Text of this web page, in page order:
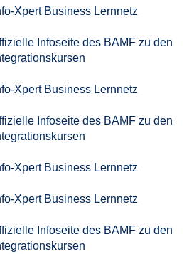
Xpert Business Lernnetz
Infoseite des BAMF zu den
Xpert Business Lernnetz
Infoseite des BAMF zu den
Xpert Business Lernnetz
Xpert Business Lernnetz
Infoseite des BAMF zu den